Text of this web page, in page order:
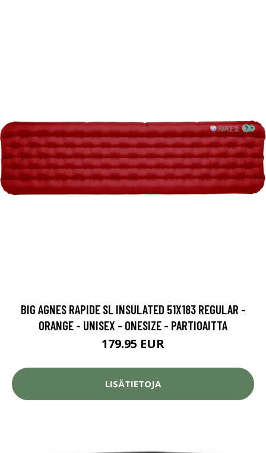
BIG AGNES RAPIDE SL INSULATED 51X183 REGULAR -
ORANGE - UNISEX - ONESIZE - PARTIOAITTA
179.95 EUR
LISÄTIETOJA